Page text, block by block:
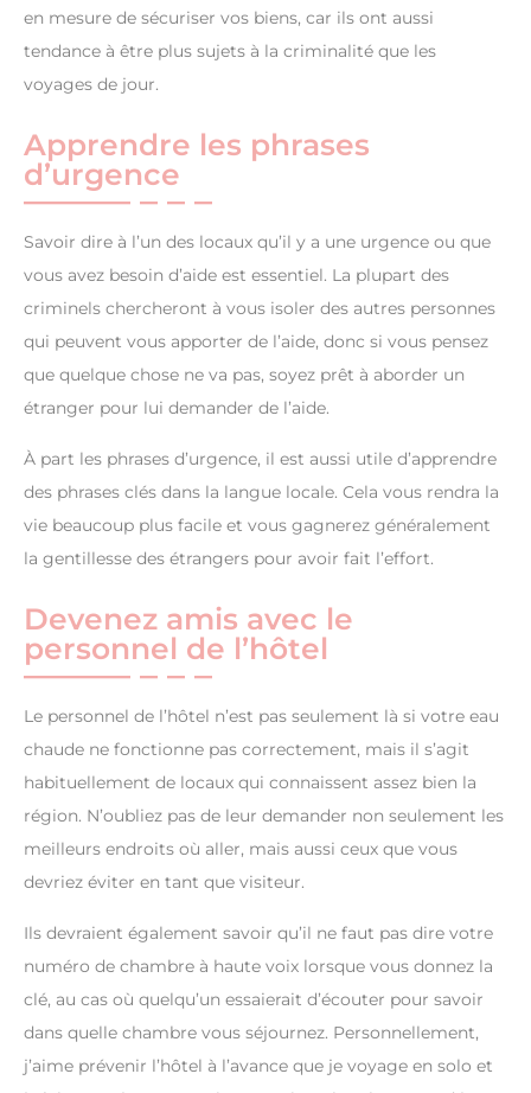
en mesure de sécuriser vos biens, car ils ont aussi
tendance à être plus sujets à la criminalité que les
voyages de jour.
Apprendre les phrases
d’urgence
Savoir dire à l’un des locaux qu’il y a une urgence ou que
vous avez besoin d’aide est essentiel. La plupart des
criminels chercheront à vous isoler des autres personnes
qui peuvent vous apporter de l’aide, donc si vous pensez
que quelque chose ne va pas, soyez prêt à aborder un
étranger pour lui demander de l’aide.
À part les phrases d’urgence, il est aussi utile d’apprendre
des phrases clés dans la langue locale. Cela vous rendra la
vie beaucoup plus facile et vous gagnerez généralement
la gentillesse des étrangers pour avoir fait l’effort.
Devenez amis avec le
personnel de l’hôtel
Le personnel de l’hôtel n’est pas seulement là si votre eau
chaude ne fonctionne pas correctement, mais il s’agit
habituellement de locaux qui connaissent assez bien la
région. N’oubliez pas de leur demander non seulement les
meilleurs endroits où aller, mais aussi ceux que vous
devriez éviter en tant que visiteur.
Ils devraient également savoir qu’il ne faut pas dire votre
numéro de chambre à haute voix lorsque vous donnez la
clé, au cas où quelqu’un essaierait d’écouter pour savoir
dans quelle chambre vous séjournez. Personnellement,
j’aime prévenir l’hôtel à l’avance que je voyage en solo et